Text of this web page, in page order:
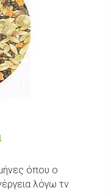
όπου ο
λόγω τν